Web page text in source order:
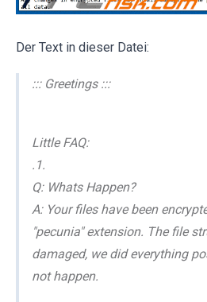
Der Text in dieser Datei:
::: Greetings :::
Little FAQ:
.1.
Q: Whats Happen?
A: Your files have been
"pecunia" extension. The file
damaged, we did everything
not happen.